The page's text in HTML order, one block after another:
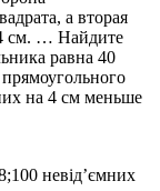
а вторая
4 см. … Найдите
равна 40
на 4 см меньше
невід’ємних